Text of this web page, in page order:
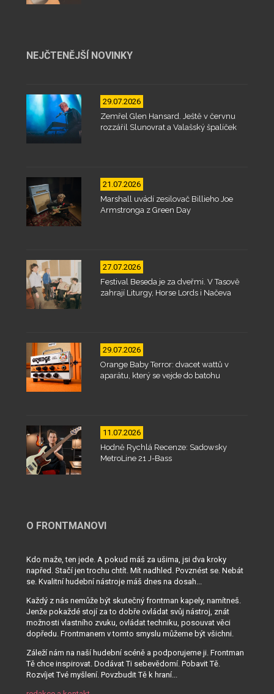
NEJČTENĚJŠÍ NOVINKY
29.07.2026
Zemřel Glen Hansard. Ještě v červnu
rozzářil Slunovrat a Valašský špalíček
21.07.2026
Marshall uvádí zesilovač Billieho Joe
Armstronga z Green Day
27.07.2026
Festival Beseda je za dveřmi. V Tasově
zahrají Liturgy, Horse Lords i Načeva
29.07.2026
Orange Baby Terror: dvacet wattů v
aparátu, který se vejde do batohu
11.07.2026
Hodně Rychlá Recenze: Sadowsky
MetroLine 21 J-Bass
O FRONTMANOVI
Kdo maže, ten jede. A pokud máš za ušima, jsi dva kroky
napřed. Stačí jen trochu chtít. Mít nadhled. Povznést se. Nebát
se. Kvalitní hudební nástroje máš dnes na dosah...
Každý z nás nemůže být skutečný frontman kapely, namítneš.
Jenže pokaždé stojí za to dobře ovládat svůj nástroj, znát
možnosti vlastního zvuku, ovládat techniku, posouvat věci
dopředu. Frontmanem v tomto smyslu můžeme být všichni.
Záleží nám na naší hudební scéně a podporujeme ji. Frontman
Tě chce inspirovat. Dodávat Ti sebevědomí. Pobavit Tě.
Rozvíjet Tvé myšlení. Povzbudit Tě k hraní...